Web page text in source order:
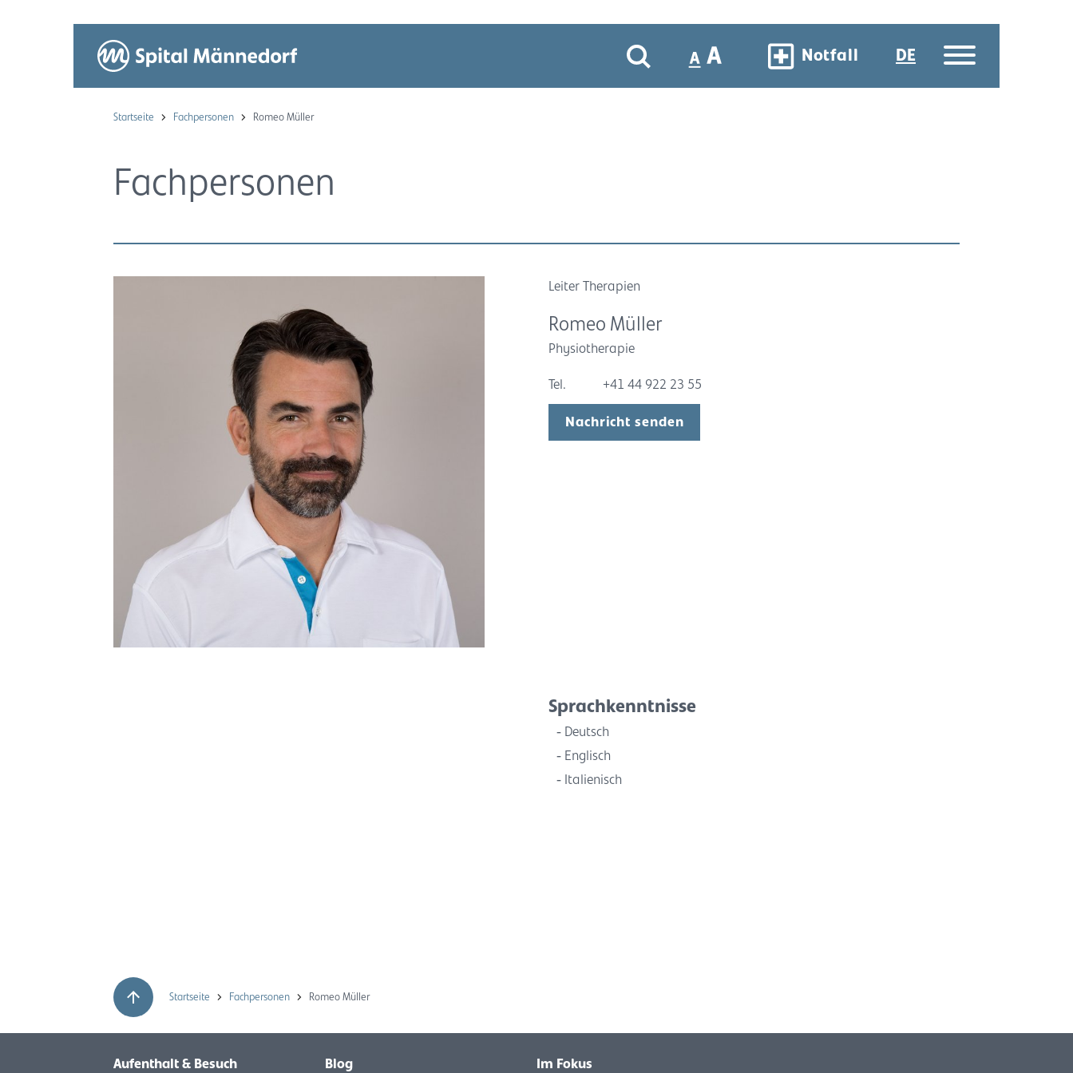
Notfall DE
Startseite Fachpersonen Romeo Müller
Fachpersonen
Leiter Therapien
Romeo Müller
Physiotherapie
Tel. +41 44 922 23 55
Nachricht senden
Sprachkenntnisse
Deutsch
Englisch
Italienisch
Startseite Fachpersonen Romeo Müller
Aufenthalt & Besuch Blog Im Fokus